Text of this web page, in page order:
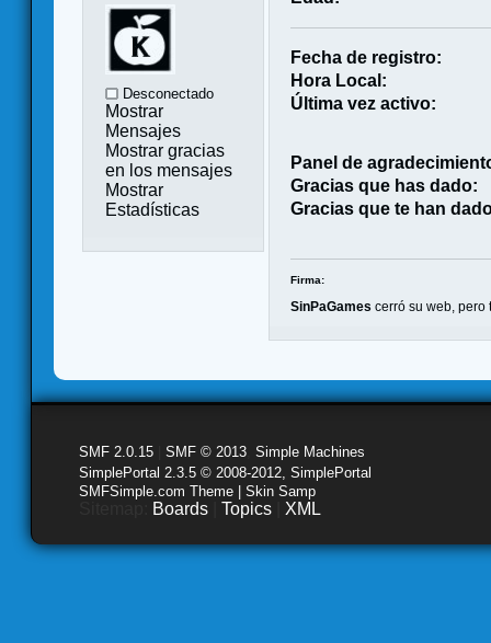
Desconectado
Mostrar
Mensajes
Mostrar gracias
en los mensajes
Mostrar
Estadísticas
Fecha de registro:
Hora Local:
Última vez activo:
Panel de
Gracias que has dado:
Gracias que te han
Firma:
SinPaGames cerró su web,
SMF 2.0.15 SMF © 2013 Simple Machines
SimplePortal 2.3.5 © 2008-2012, SimplePortal
SMFSimple.com Theme | Skin Samp
Boards Topics XML